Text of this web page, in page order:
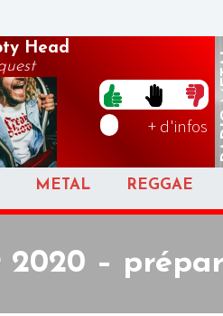
Head
+ d'infos
METAL REGGAE
–